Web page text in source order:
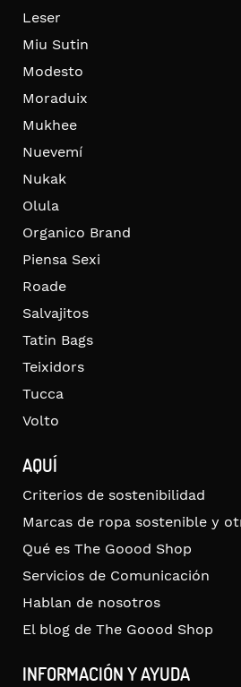
Leser
Miu Sutin
Modesto
Moraduix
Mukhee
Nuevemí
Nukak
Olula
Organico Brand
Piensa Sexi
Roade
Salvajitos
Tatin Bags
Teixidors
Tucca
Volto
AQUÍ
Criterios de sostenibilidad
Marcas de ropa sostenible y
Qué es The Goood Shop
Servicios de Comunicación
Hablan de nosotros
El blog de The Goood Shop
INFORMACIÓN Y AYUDA